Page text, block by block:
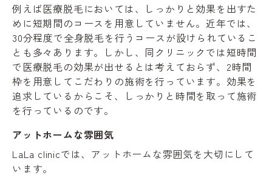
例えば医療脱毛においては、しっかりと効果を出すた
めに短期間のコースを用意していません。近年では、
30分程度で全身脱毛を行うコースが設けられているこ
とも多々あります。しかし、同クリニックでは短時間
で医療脱毛の効果が出せるとは考えておらず、2時間
枠を用意してこだわりの施術を行っています。効果を
追求しているからこそ、しっかりと時間を取って施術
を行っているのです。
アットホームな雰囲気
LaLa clinicでは、アットホームな雰囲気を大切にして
います。